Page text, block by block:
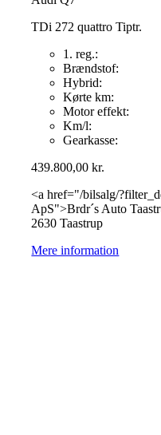
TDi 272 quattro Tiptr.
1. reg.:
Brændstof:
Hybrid:
Kørte km:
Motor effekt:
Km/l:
Gearkasse:
439.800,00kr.
<a href="/bilsalg/
ApS">Brdr´s Auto
2630 Taastrup
Mere information